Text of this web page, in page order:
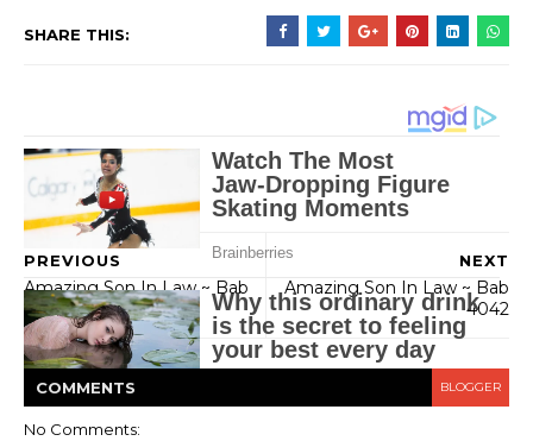
SHARE THIS:
NEXT
Amazing Son In Law ~ Bab
4042
PREVIOUS
Amazing Son In Law ~ Bab
4040
COMMENTS BLOGGER
No Comments: